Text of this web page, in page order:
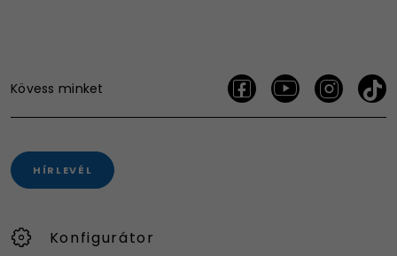
Kövess minket
HÍRLEVÉL
Konfigurátor